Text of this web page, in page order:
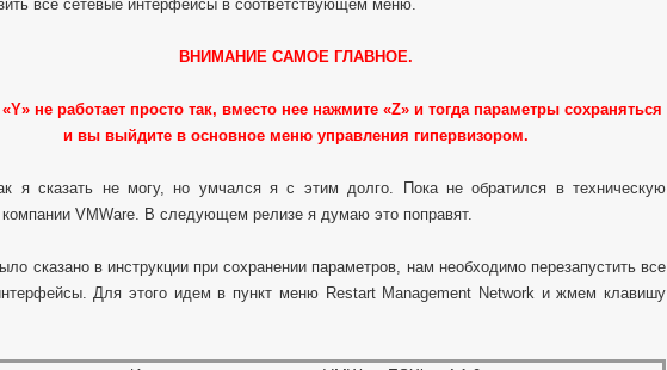
все сетевые интерфейсы в соответствующем меню.
ВНИМАНИЕ САМОЕ ГЛАВНОЕ.
Y» не работает просто так, вместо нее нажмите «Z» и тогда параметры сохраняться
и вы выйдите в основное меню управления гипервизором.
я сказать не могу, но умчался я с этим долго. Пока не обратился в техническую
VMWare. В следующем релизе я думаю это поправят.
сказано в инструкции при сохранении параметров, нам необходимо перезапустить все
Для этого идем в пункт меню Restart Management Network и жмем клавишу